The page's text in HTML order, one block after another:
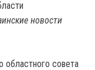
новости
областного совета